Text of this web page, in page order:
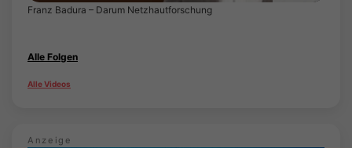
Franz Badura – Darum Netzhautforschung
Alle Folgen
Alle Videos